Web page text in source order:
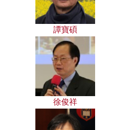
譚寶碩
徐俊祥